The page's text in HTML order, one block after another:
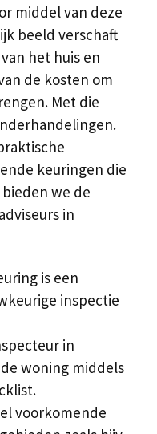
middel van deze
beeld verschaft
het huis en
de kosten om
Met die
keuringen die
we de
in
is een
inspectie
in
woning middels
voorkomende